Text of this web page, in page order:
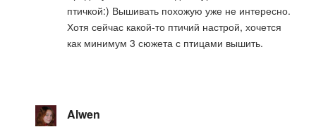
птичкой:) Вышивать похожую уже не интересно.
Хотя сейчас какой-то птичий настрой, хочется
как минимум 3 сюжета с птицами вышить.
Alwen